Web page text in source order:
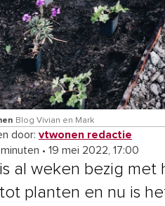
Blog Vivian en Mark
door: vtwonen redactie
• 19 mei 2022, 17:00
al weken bezig
planten en nu is